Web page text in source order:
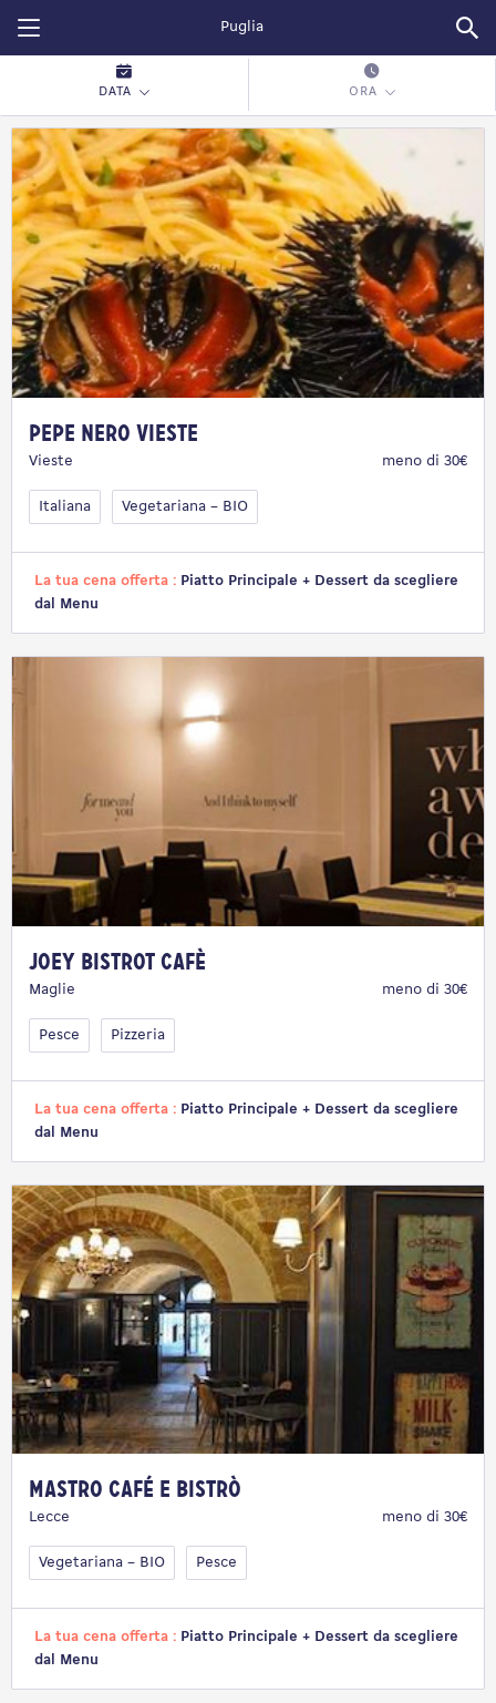
Restopolitan
DATA ORA
Pepe Nero Vieste
Vieste meno di 30€
Italiana Vegetariana – BIO
La tua cena offerta : Piatto Principale + Dessert da scegliere
dal Menu
Joey Bistrot Cafè
Maglie meno di 30€
Pesce Pizzeria
La tua cena offerta : Piatto Principale + Dessert da scegliere
dal Menu
Mastro Café e Bistrò
Lecce meno di 30€
Vegetariana – BIO Pesce
La tua cena offerta : Piatto Principale + Dessert da scegliere
dal Menu